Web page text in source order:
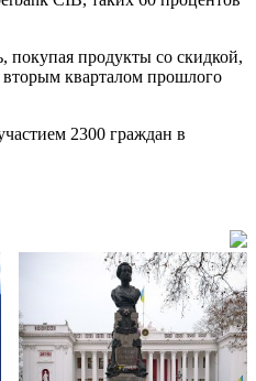
покупая продукты со скидкой,
кварталом прошлого
2300 граждан в